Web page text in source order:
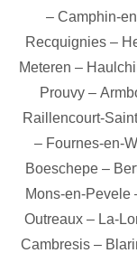
– Camphin-
Recquignies–
Meteren –
Prouvy–
Raillencourt-
– Fournes-en-
Boeschepe –
Mons-en-Pevele
Outreaux– La-
Cambresis–